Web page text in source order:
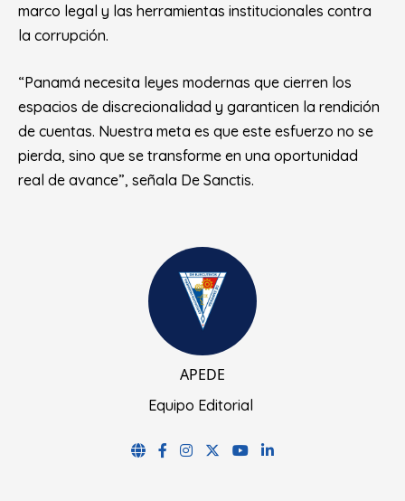
marco legal y las herramientas institucionales contra
la corrupción.
“Panamá necesita leyes modernas que cierren los
espacios de discrecionalidad y garanticen la rendición
de cuentas. Nuestra meta es que este esfuerzo no se
pierda, sino que se transforme en una oportunidad
real de avance”, señala De Sanctis.
APEDE
Equipo Editorial